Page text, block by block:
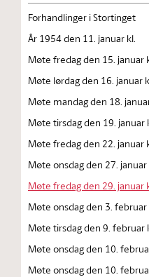
Forhandlinger i Stortinget
År 1954 den 11. januar kl.
Møte fredag den 15. januar
Møte lørdag den 16. januar
Møte mandag den 18.
Møte tirsdag den 19. januar
Møte fredag den 22. januar
Møte onsdag den 27. januar
Møte fredag den 29. januar
Møte onsdag den 3. februar
Møte tirsdag den 9. februar
Møte onsdag den 10.
Møte onsdag den 10.